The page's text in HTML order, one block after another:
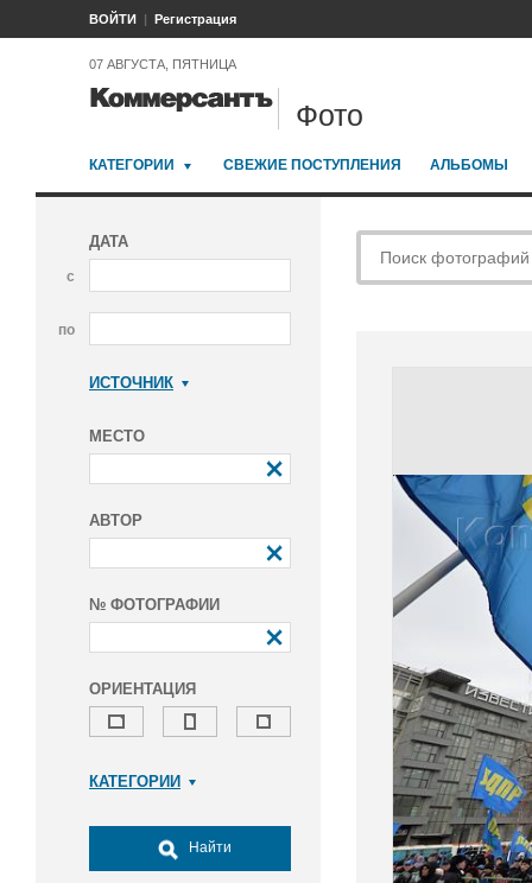
ВОЙТИ Регистрация
07 АВГУСТА, ПЯТНИЦА
Фото
КАТЕГОРИИ СВЕЖИЕ ПОСТУПЛЕНИЯ АЛЬБОМЫ
ДАТА
с
по
ИСТОЧНИК
МЕСТО
АВТОР
№ ФОТОГРАФИИ
ОРИЕНТАЦИЯ
КАТЕГОРИИ
Досуг, туризм и отдых
Культура
Найти